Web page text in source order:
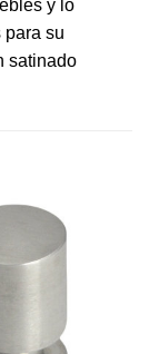
y lo
para su
satinado